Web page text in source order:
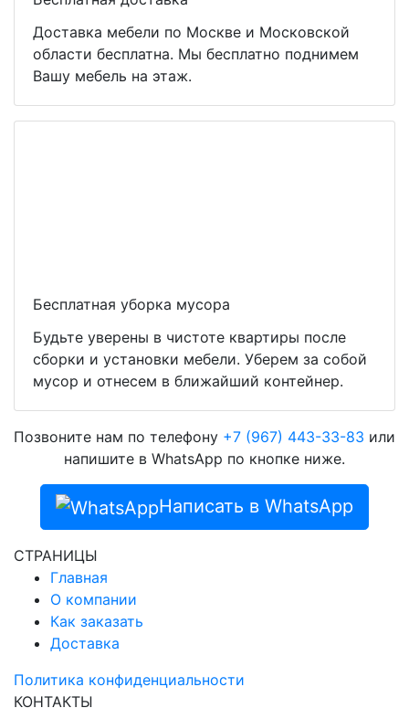
Доставка мебели по Москве и Московской
области бесплатна. Мы бесплатно поднимем
Вашу мебель на этаж.
Бесплатная уборка мусора
Будьте уверены в чистоте квартиры после
сборки и установки мебели. Уберем за собой
мусор и отнесем в ближайший контейнер.
Позвоните нам по телефону +7 (967) 443-33-83 или
напишите в WhatsApp по кнопке ниже.
Написать в WhatsApp
СТРАНИЦЫ
Главная
О компании
Как заказать
Доставка
Политика конфиденциальности
КОНТАКТЫ